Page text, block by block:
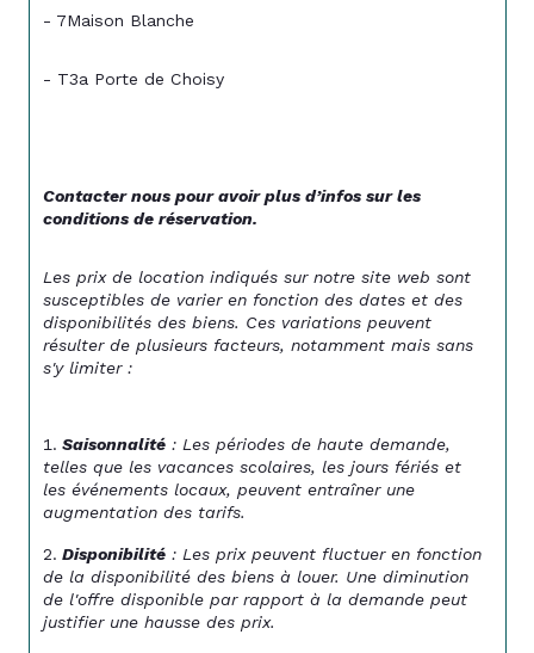
- 7Maison Blanche
- T3a Porte de Choisy
Contacter nous pour avoir plus d’infos sur les
conditions de réservation.
Les prix de location indiqués sur notre site web sont
susceptibles de varier en fonction des dates et des
disponibilités des biens. Ces variations peuvent
résulter de plusieurs facteurs, notamment mais sans
s'y limiter :
Saisonnalité : Les périodes de haute demande,
telles que les vacances scolaires, les jours fériés et
les événements locaux, peuvent entraîner une
augmentation des tarifs.
Disponibilité : Les prix peuvent fluctuer en fonction
de la disponibilité des biens à louer. Une diminution
de l'offre disponible par rapport à la demande peut
justifier une hausse des prix.